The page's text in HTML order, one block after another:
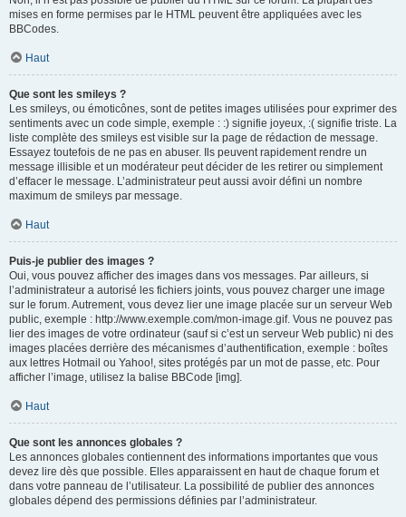
mises en forme permises par le HTML peuvent être appliquées avec les
BBCodes.
Haut
Que sont les smileys ?
Les smileys, ou émoticônes, sont de petites images utilisées pour exprimer des
sentiments avec un code simple, exemple : :) signifie joyeux, :( signifie triste. La
liste complète des smileys est visible sur la page de rédaction de message.
Essayez toutefois de ne pas en abuser. Ils peuvent rapidement rendre un
message illisible et un modérateur peut décider de les retirer ou simplement
d’effacer le message. L’administrateur peut aussi avoir défini un nombre
maximum de smileys par message.
Haut
Puis-je publier des images ?
Oui, vous pouvez afficher des images dans vos messages. Par ailleurs, si
l’administrateur a autorisé les fichiers joints, vous pouvez charger une image
sur le forum. Autrement, vous devez lier une image placée sur un serveur Web
public, exemple : http://www.exemple.com/mon-image.gif. Vous ne pouvez pas
lier des images de votre ordinateur (sauf si c’est un serveur Web public) ni des
images placées derrière des mécanismes d’authentification, exemple : boîtes
aux lettres Hotmail ou Yahoo!, sites protégés par un mot de passe, etc. Pour
afficher l’image, utilisez la balise BBCode [img].
Haut
Que sont les annonces globales ?
Les annonces globales contiennent des informations importantes que vous
devez lire dès que possible. Elles apparaissent en haut de chaque forum et
dans votre panneau de l’utilisateur. La possibilité de publier des annonces
globales dépend des permissions définies par l’administrateur.